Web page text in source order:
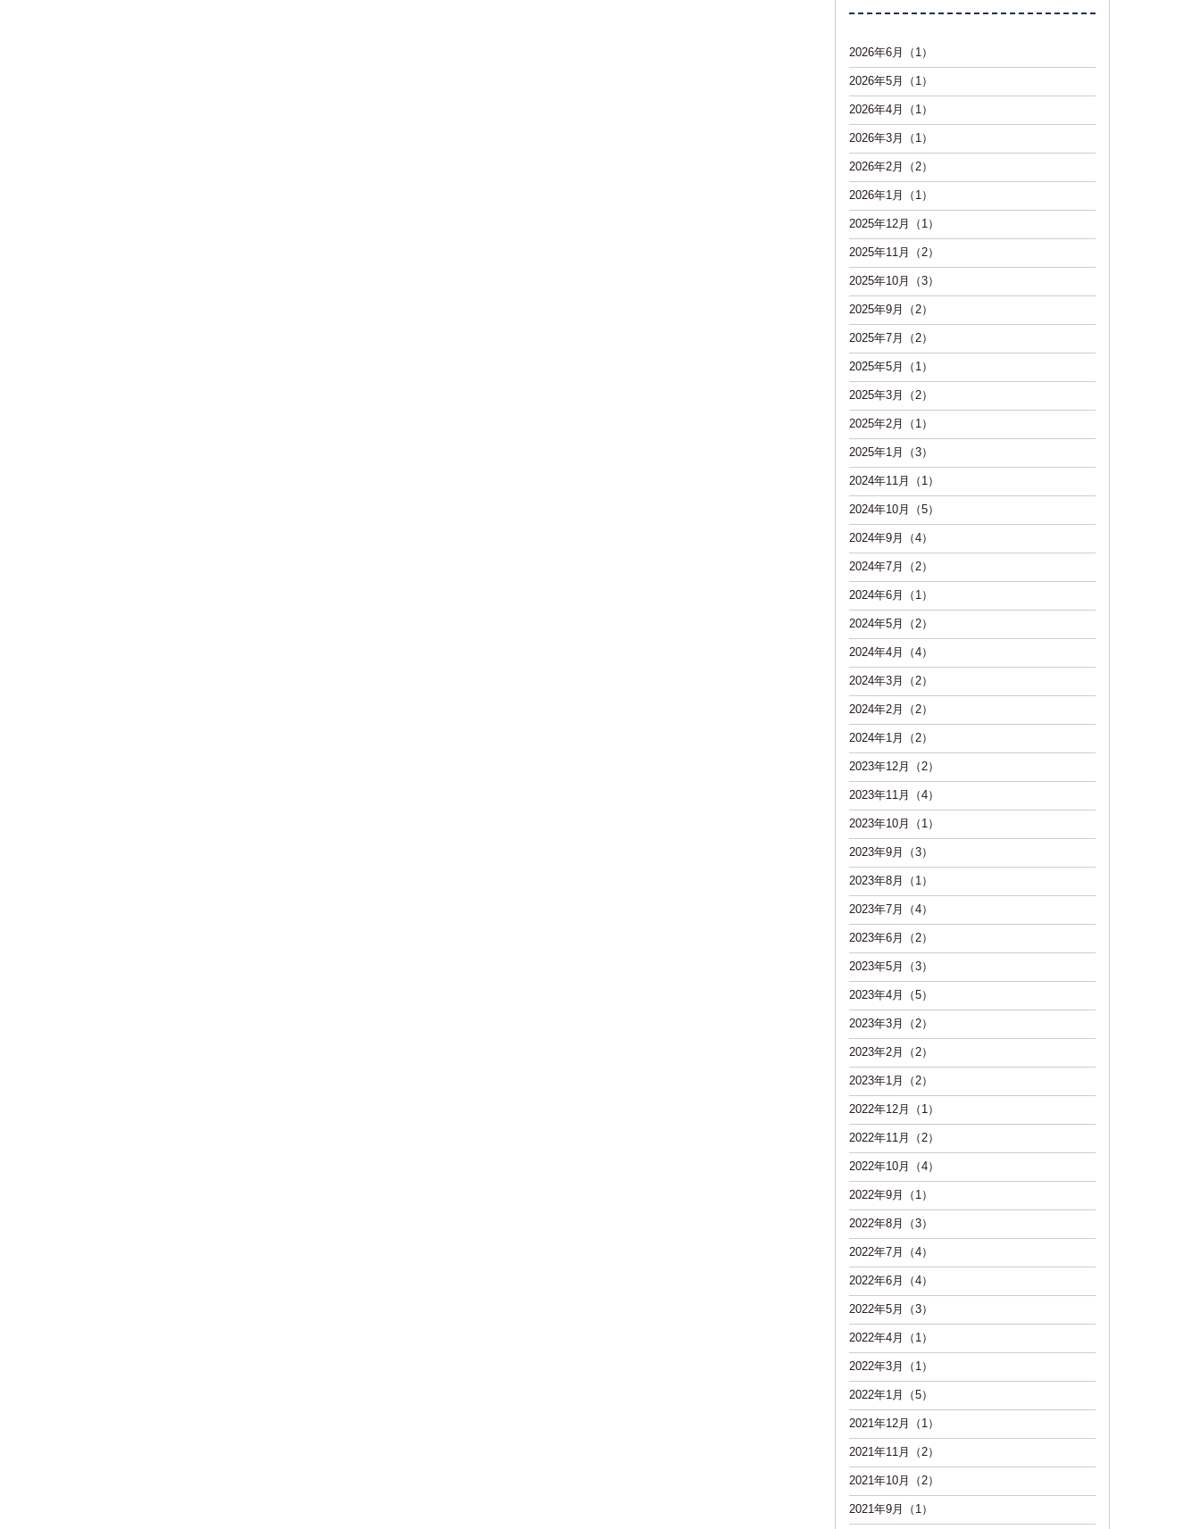
2026年6月（1）
2026年5月（1）
2026年4月（1）
2026年3月（1）
2026年2月（2）
2026年1月（1）
2025年12月（1）
2025年11月（2）
2025年10月（3）
2025年9月（2）
2025年7月（2）
2025年5月（1）
2025年3月（2）
2025年2月（1）
2025年1月（3）
2024年11月（1）
2024年10月（5）
2024年9月（4）
2024年7月（2）
2024年6月（1）
2024年5月（2）
2024年4月（4）
2024年3月（2）
2024年2月（2）
2024年1月（2）
2023年12月（2）
2023年11月（4）
2023年10月（1）
2023年9月（3）
2023年8月（1）
2023年7月（4）
2023年6月（2）
2023年5月（3）
2023年4月（5）
2023年3月（2）
2023年2月（2）
2023年1月（2）
2022年12月（1）
2022年11月（2）
2022年10月（4）
2022年9月（1）
2022年8月（3）
2022年7月（4）
2022年6月（4）
2022年5月（3）
2022年4月（1）
2022年3月（1）
2022年1月（5）
2021年12月（1）
2021年11月（2）
2021年10月（2）
2021年9月（1）